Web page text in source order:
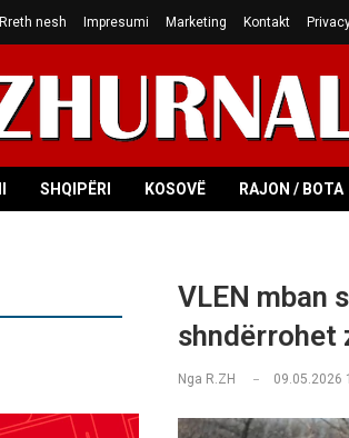
Rreth nesh Impresumi Marketing Kontakt
SHQIPËRI KOSOVË RAJON / BOTA
VLEN mban
shndërrohet
Nga R.ZH 09.05.2026